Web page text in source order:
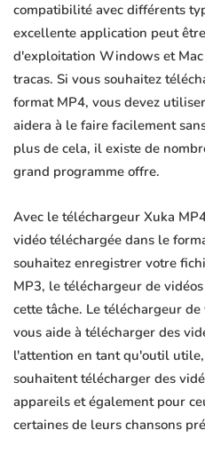
compatibilité avec différents
excellente application peut
d'exploitation Windows et
tracas. Si vous souhaitez
format MP4, vous devez
aidera à le faire facilement
plus de cela, il existe de
grand programme offre.
Avec le téléchargeur Xuka
vidéo téléchargée dans le
souhaitez enregistrer votre
MP3, le téléchargeur de
cette tâche. Le téléchargeur
vous aide à télécharger des
l'attention en tant qu'outil
souhaitent télécharger des
appareils et également pour
certaines de leurs chansons